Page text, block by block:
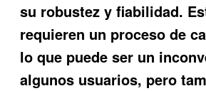
su robustez y fiabilidad.
requieren un proceso de
lo que puede ser un
algunos usuarios, pero